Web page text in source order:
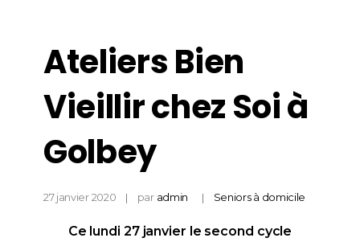
Ateliers Bien
Vieillir chez Soi à
Golbey
27 janvier 2020 par admin Seniors à domicile
Ce lundi 27 janvier le second cycle